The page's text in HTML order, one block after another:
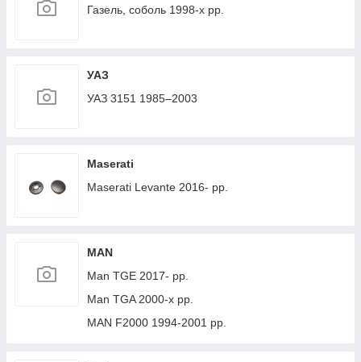
Газель, соболь 1998-х рр.
УАЗ
УАЗ 3151 1985–2003
Maserati
Maserati Levante 2016- рр.
MAN
Man TGE 2017- рр.
Man TGA 2000-х рр.
MAN F2000 1994-2001 рр.